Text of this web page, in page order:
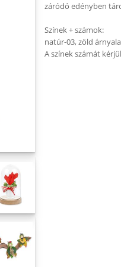
záródó edényben
Színek + számok:
natúr-03, zöld
A színek számát